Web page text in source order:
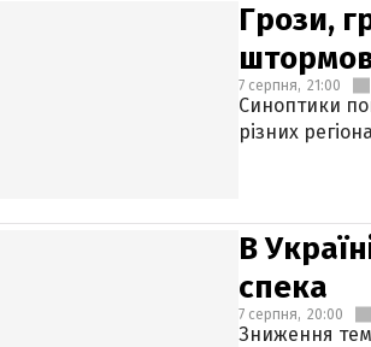
Грози,
7 серпня, 21:00
Синоптики
різних
В
спека
7 серпня, 20:00
Зниження